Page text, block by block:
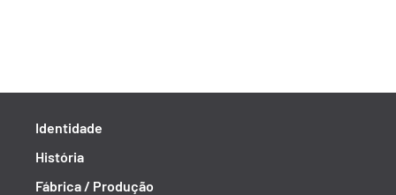
Identidade
História
Fábrica / Produção